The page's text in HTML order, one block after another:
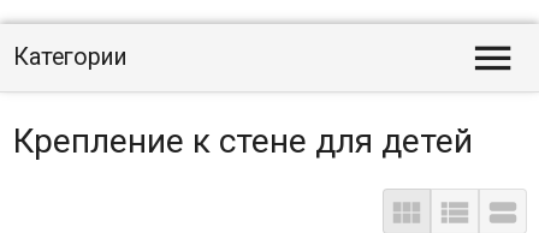
Категории 
Крепление к стене для детей
  